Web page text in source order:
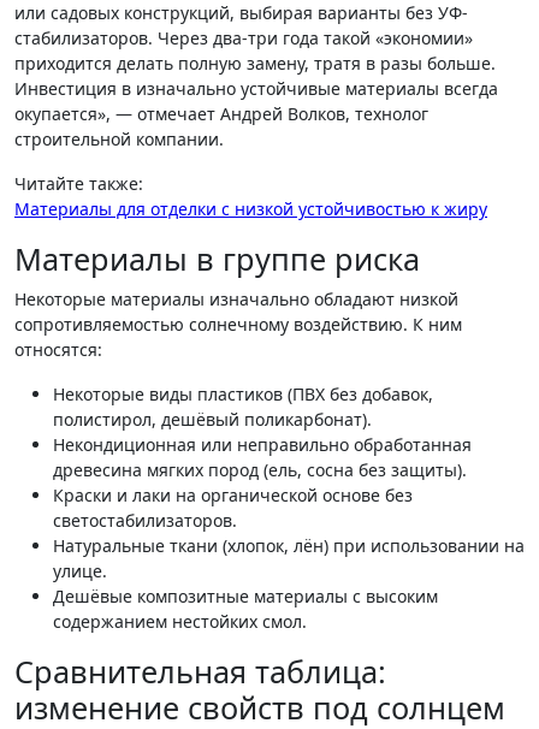
или садовых конструкций, выбирая варианты без УФ-
стабилизаторов. Через два-три года такой «экономии»
приходится делать полную замену, тратя в разы больше.
Инвестиция в изначально устойчивые материалы всегда
окупается», — отмечает Андрей Волков, технолог
строительной компании.
Читайте также:
Материалы для отделки с низкой устойчивостью к жиру
Материалы в группе риска
Некоторые материалы изначально обладают низкой
сопротивляемостью солнечному воздействию. К ним
относятся:
Некоторые виды пластиков (ПВХ без добавок,
полистирол, дешёвый поликарбонат).
Некондиционная или неправильно обработанная
древесина мягких пород (ель, сосна без защиты).
Краски и лаки на органической основе без
светостабилизаторов.
Натуральные ткани (хлопок, лён) при использовании на
улице.
Дешёвые композитные материалы с высоким
содержанием нестойких смол.
Сравнительная таблица:
изменение свойств под солнцем